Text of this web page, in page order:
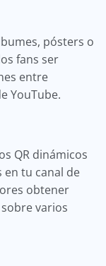
pósters o
fans ser
entre
YouTube.
QR dinámicos
en tu canal de
obtener
varios